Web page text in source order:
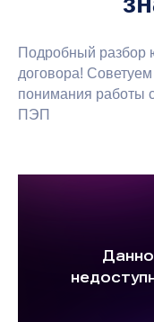
Подробный разбор
договора!
понимания работы
ПЭП